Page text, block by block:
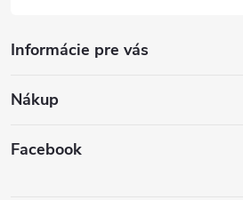
Informácie pre vás
Nákup
Facebook